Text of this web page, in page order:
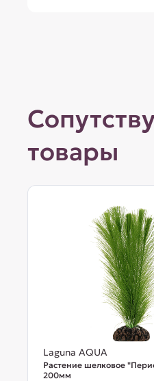
товары
Laguna AQUA
Растение шелковое
200мм